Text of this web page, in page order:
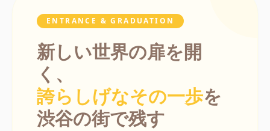
ENTRANCE & GRADUATION
新しい世界の扉を開
く、
誇らしげなその一歩を
渋谷の街で残す